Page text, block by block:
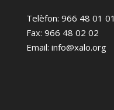
Telèfon: 966 48 01 01
Fax: 966 48 02 02
Email: info@xalo.org